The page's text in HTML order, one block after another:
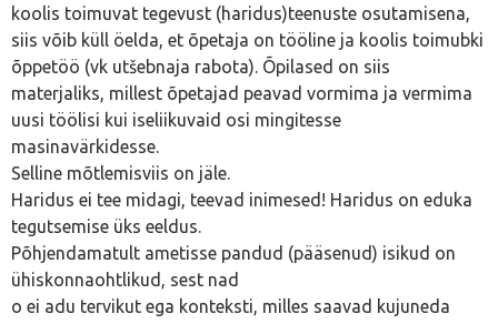
koolis toimuvat tegevust (haridus)teenuste osutamisena,
siis võib küll öelda, et õpetaja on tööline ja koolis toimubki
õppetöö (vk utšebnaja rabota). Õpilased on siis
materjaliks, millest õpetajad peavad vormima ja vermima
uusi töölisi kui iseliikuvaid osi mingitesse
masinavärkidesse.
Selline mõtlemisviis on jäle.
Haridus ei tee midagi, teevad inimesed! Haridus on eduka
tegutsemise üks eeldus.
Põhjendamatult ametisse pandud (pääsenud) isikud on
ühiskonnaohtlikud, sest nad
o ei adu tervikut ega konteksti, milles saavad kujuneda